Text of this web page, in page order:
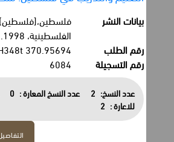
بيانات النشر
فلسطين،[فلسطين] :
الفلسطينية، 1998.
رقم الطلب
370.95694 H348t
رقم التسجيلة
6084
عدد النسخ: 2 عدد النسخ المعارة : 0
عدد
للاعارة :
2